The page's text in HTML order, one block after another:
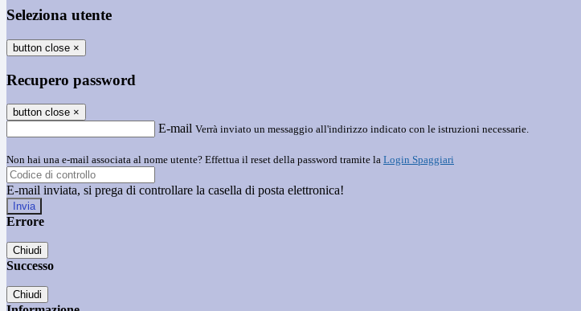
Seleziona utente
button close ×
Recupero password
button close ×
E-mail Verrà inviato un messaggio all'indirizzo indicato con le istruzioni necessarie.
Non hai una e-mail associata al nome utente? Effettua il reset della password tramite la Login Spaggiari
E-mail inviata, si prega di controllare la casella di posta elettronica!
Errore
Chiudi
Successo
Chiudi